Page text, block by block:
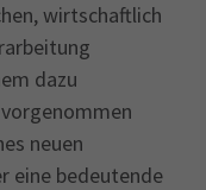
wirtschaftlich
dazu
neuen
eine bedeutende